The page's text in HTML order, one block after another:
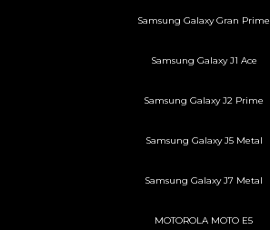
Samsung Galaxy Gran Prime
Samsung Galaxy J1 Ace
Samsung Galaxy J2 Prime
Samsung Galaxy J5 Metal
Samsung Galaxy J7 Metal
MOTOROLA MOTO E5